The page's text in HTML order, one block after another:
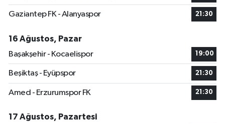
Gaziantep FK - Alanyaspor 21:30
16 Ağustos, Pazar
Başakşehir - Kocaelispor
19:00
Beşiktaş - Eyüpspor 21:30
Amed - Erzurumspor FK 21:30
17 Ağustos, Pazartesi